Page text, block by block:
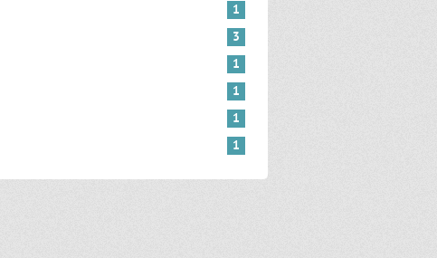
1
3
1
1
1
1